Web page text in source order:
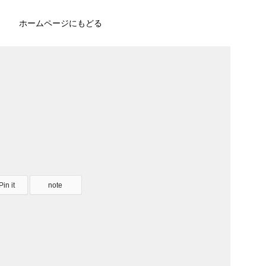
ホームページにもどる
it note